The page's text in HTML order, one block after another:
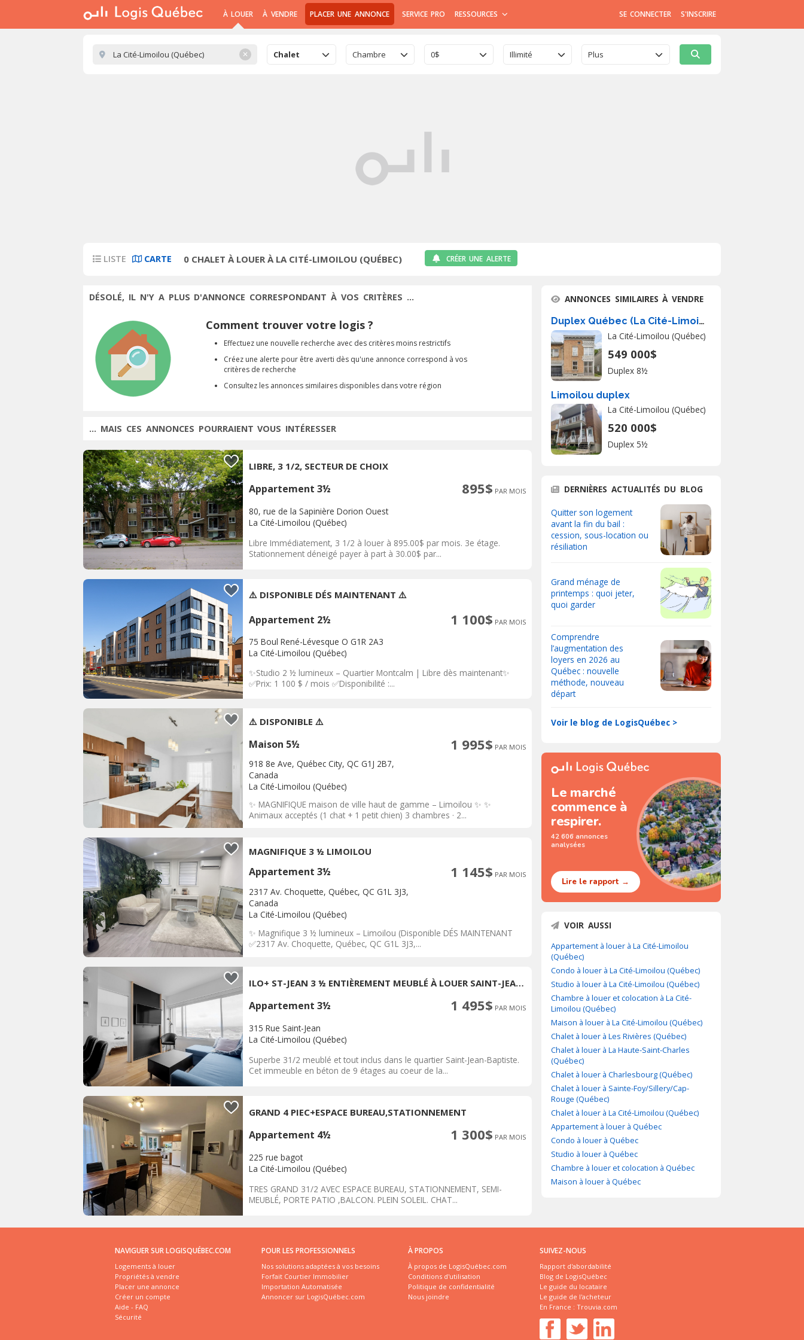
À LOUER À VENDRE PLACER UNE ANNONCE SERVICE PRO RESSOURCES SE CONNECTER S'INSCRIRE
✕ Chalet Chambre 0$ Illimité Plus
LISTE CARTE 0 CHALET À LOUER À LA CITÉ-LIMOILOU (QUÉBEC) CRÉER UNE ALERTE
DÉSOLÉ, IL N'Y A PLUS D'ANNONCE CORRESPONDANT À VOS CRITÈRES ...
Comment trouver votre logis ?
Effectuez une nouvelle recherche avec des critères moins restrictifs
Créez une alerte pour être averti dès qu'une annonce correspond à vos
critères de recherche
Consultez les annonces similaires disponibles dans votre région
... MAIS CES ANNONCES POURRAIENT VOUS INTÉRESSER
LIBRE, 3 1/2, SECTEUR DE CHOIX
Appartement 3½ 895$ PAR MOIS
80, rue de la Sapinière Dorion Ouest
La Cité-Limoilou (Québec)
Libre Immédiatement, 3 1/2 à louer à 895.00$ par mois. 3e étage.
Stationnement déneigé payer à part à 30.00$ par...
⚠️ DISPONIBLE DÉS MAINTENANT ⚠️
Appartement 2½ 1 100$ PAR MOIS
75 Boul René-Lévesque O G1R 2A3
La Cité-Limoilou (Québec)
✨Studio 2 ½ lumineux – Quartier Montcalm | Libre dès maintenant✨
✅Prix: 1 100 $ / mois ✅Disponibilité :...
⚠️ DISPONIBLE ⚠️
Maison 5½ 1 995$ PAR MOIS
918 8e Ave, Québec City, QC G1J 2B7,
Canada
La Cité-Limoilou (Québec)
✨ MAGNIFIQUE maison de ville haut de gamme – Limoilou ✨ ✨
Animaux acceptés (1 chat + 1 petit chien) 3 chambres · 2...
MAGNIFIQUE 3 ½ LIMOILOU
Appartement 3½ 1 145$ PAR MOIS
2317 Av. Choquette, Québec, QC G1L 3J3,
Canada
La Cité-Limoilou (Québec)
✨ Magnifique 3 ½ lumineux – Limoilou (Disponible DÉS MAINTENANT
✅2317 Av. Choquette, Québec, QC G1L 3J3,...
ILO+ ST-JEAN 3 ½ ENTIÈREMENT MEUBLÉ À LOUER SAINT-JEAN-BAPTISTE SEPTEMBRE 2026
Appartement 3½ 1 495$ PAR MOIS
315 Rue Saint-Jean
La Cité-Limoilou (Québec)
Superbe 31/2 meublé et tout inclus dans le quartier Saint-Jean-Baptiste.
Cet immeuble en béton de 9 étages au coeur de la...
GRAND 4 PIEC+ESPACE BUREAU,STATIONNEMENT
Appartement 4½ 1 300$ PAR MOIS
225 rue bagot
La Cité-Limoilou (Québec)
TRES GRAND 31/2 AVEC ESPACE BUREAU, STATIONNEMENT, SEMI-
MEUBLÉ, PORTE PATIO ,BALCON. PLEIN SOLEIL. CHAT...
ANNONCES SIMILAIRES À VENDRE
Duplex Québec (La Cité-Limoilou) � Vendre
La Cité-Limoilou (Québec)
549 000$
Duplex 8½
Limoilou duplex
La Cité-Limoilou (Québec)
520 000$
Duplex 5½
DERNIÈRES ACTUALITÉS DU BLOG
Quitter son logement
avant la fin du bail :
cession, sous-location ou
résiliation
Grand ménage de
printemps : quoi jeter,
quoi garder
Comprendre
l’augmentation des
loyers en 2026 au
Québec : nouvelle
méthode, nouveau
départ
Voir le blog de LogisQuébec >
Le marché
commence à
respirer.
42 606 annonces
analysées
Lire le rapport →
VOIR AUSSI
Appartement à louer à La Cité-Limoilou
(Québec)
Condo à louer à La Cité-Limoilou (Québec)
Studio à louer à La Cité-Limoilou (Québec)
Chambre à louer et colocation à La Cité-
Limoilou (Québec)
Maison à louer à La Cité-Limoilou (Québec)
Chalet à louer à Les Rivières (Québec)
Chalet à louer à La Haute-Saint-Charles
(Québec)
Chalet à louer à Charlesbourg (Québec)
Chalet à louer à Sainte-Foy/Sillery/Cap-
Rouge (Québec)
Chalet à louer à La Cité-Limoilou (Québec)
Appartement à louer à Québec
Condo à louer à Québec
Studio à louer à Québec
Chambre à louer et colocation à Québec
Maison à louer à Québec
NAVIGUER SUR LOGISQUÉBEC.COM
Logements à louer
Propriétés à vendre
Placer une annonce
Créer un compte
Aide - FAQ
Sécurité
POUR LES PROFESSIONNELS
Nos solutions adaptées à vos besoins
Forfait Courtier Immobilier
Importation Automatisée
Annoncer sur LogisQuébec.com
À PROPOS
À propos de LogisQuébec.com
Conditions d'utilisation
Politique de confidentialité
Nous joindre
SUIVEZ-NOUS
Rapport d'abordabilité
Blog de LogisQuébec
Le guide du locataire
Le guide de l'acheteur
En France : Trouvia.com